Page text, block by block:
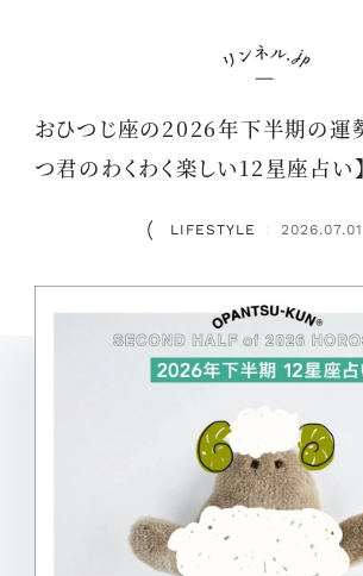
おひつじ座の2026年下半期の運
つ君のわくわく楽しい12星座占い】
LIFESTYLE ： 2026.07.01